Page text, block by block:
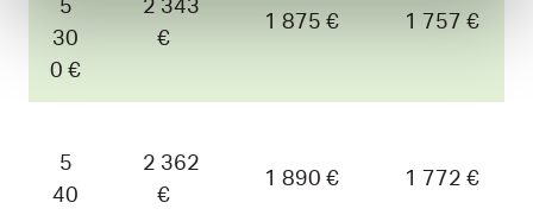
5
30
0 €
2 343
€
1 875 € 1 757 €
5
40
2 362
€
1 890 € 1 772 €